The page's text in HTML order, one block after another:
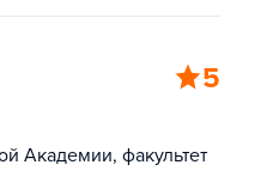
5
Академии, факультет